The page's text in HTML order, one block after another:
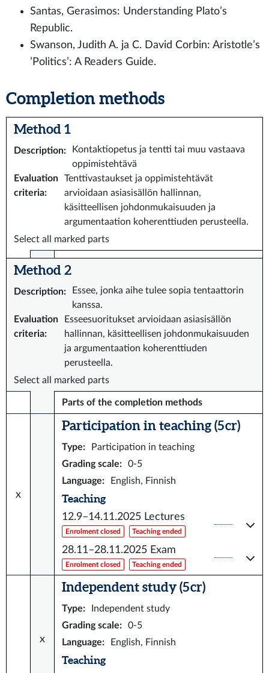
Santas, Gerasimos: Understanding Plato’s
Republic.
Swanson, Judith A. ja C. David Corbin: Aristotle’s
’Politics’: A Readers Guide.
Completion methods
Method 1
Description:
Kontaktiopetus ja tentti tai muu vastaava
oppimistehtävä
Evaluation
criteria:
Tenttivastaukset ja oppimistehtävät
arvioidaan asiasisällön hallinnan,
käsitteellisen johdonmukaisuuden ja
argumentaation koherenttiuden perusteella.
Select all marked parts
Method 2
Description:
Essee, jonka aihe tulee sopia tentaattorin
kanssa.
Evaluation
criteria:
Esseesuoritukset arvioidaan asiasisällön
hallinnan, käsitteellisen johdonmukaisuuden
ja argumentaation koherenttiuden
perusteella.
Select all marked parts
Parts of the completion methods
x
Participation in teaching (5 cr)
Type:
Participation in teaching
Grading scale:
0-5
Language: English, Finnish
Teaching
12.9–14.11.2025 Lectures
Enrolment closed Teaching ended
28.11–28.11.2025 Exam
Enrolment closed Teaching ended
x
Independent study (5 cr)
Type:
Independent study
Grading scale:
0-5
Language: English, Finnish
Teaching